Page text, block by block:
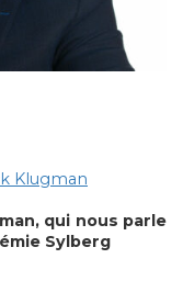
Klugman
qui nous parle
Sylberg